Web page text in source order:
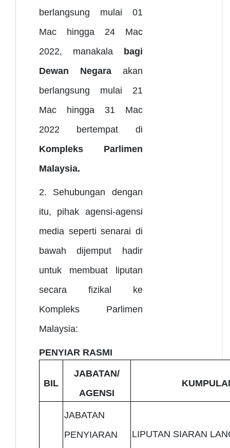
berlangsung mulai 01
Mac hingga 24 Mac
2022, manakala bagi
Dewan Negaraakan
berlangsung mulai 21
Mac hingga 31 Mac
2022 bertempat di
Kompleks Parlimen
Malaysia.
2. Sehubungan dengan
itu, pihak agensi-agensi
media seperti senarai di
bawah dijemput hadir
untuk membuat liputan
secara fizikal ke
Kompleks Parlimen
Malaysia:
PENYIAR RASMI
BIL
JABATAN/
AGENSI
JABATAN
PENYIARAN
LIPUTAN SIARAN